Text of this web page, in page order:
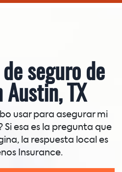
seguro de
Austin, TX
usar para asegurar mi
Si esa es la pregunta que
la respuesta local es
Insurance.